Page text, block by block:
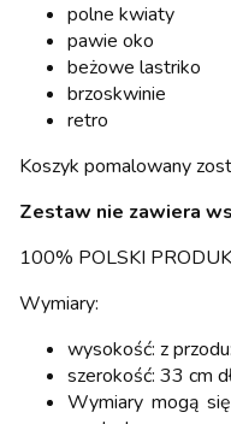
polne kwiaty
pawie oko
beżowe lastriko
brzoskwinie
retro
Koszyk pomalowany
Zestaw nie zawiera
100% POLSKI
Wymiary:
wysokość: z
szerokość: 33 cm
Wymiary mogą